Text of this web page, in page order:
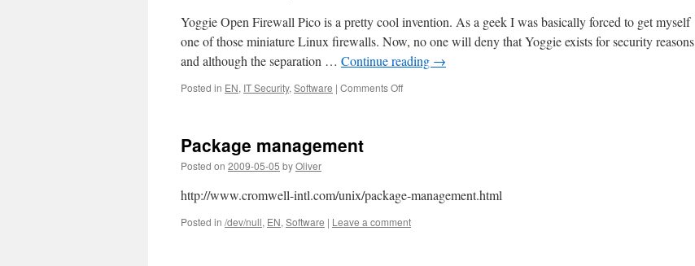
Yoggie Open Firewall Pico is a pretty cool invention. As a geek I was basically forced to get myself
one of those miniature Linux firewalls. Now, no one will deny that Yoggie exists for security reasons
and although the separation … Continue reading →
Posted in EN, IT Security, Software | Comments Offon
Package management
Posted on 2009-05-05 byOliver
http://www.cromwell-intl.com/unix/package-management.html
Posted in /dev/null, EN, Software | Leave a comment